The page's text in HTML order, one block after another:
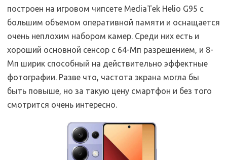
построен на игровом чипсете MediaTek Helio G95 с
большим объемом оперативной памяти и оснащается
очень неплохим набором камер. Среди них есть и
хороший основной сенсор с 64-Мп разрешением, и 8-
Мп ширик способный на действительно эффектные
фотографии. Разве что, частота экрана могла бы
быть повыше, но за такую цену смартфон и без того
смотрится очень интересно.